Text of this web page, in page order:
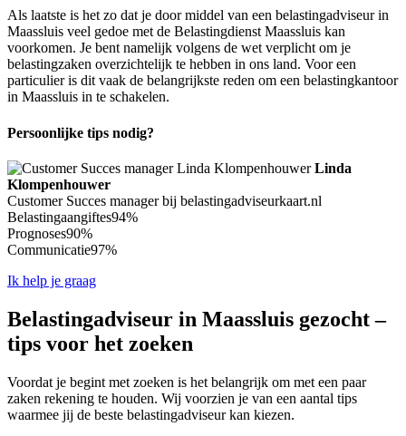
Als laatste is het zo dat je door middel van een belastingadviseur in
Maassluis veel gedoe met de Belastingdienst Maassluis kan
voorkomen. Je bent namelijk volgens de wet verplicht om je
belastingzaken overzichtelijk te hebben in ons land. Voor een
particulier is dit vaak de belangrijkste reden om een belastingkantoor
in Maassluis in te schakelen.
Persoonlijke tips nodig?
Linda
Klompenhouwer
Customer Succes manager bij belastingadviseurkaart.nl
Belastingaangiftes94%
Prognoses90%
Communicatie97%
Ik help je graag
Belastingadviseur in Maassluis gezocht –
tips voor het zoeken
Voordat je begint met zoeken is het belangrijk om met een paar
zaken rekening te houden. Wij voorzien je van een aantal tips
waarmee jij de beste belastingadviseur kan kiezen.